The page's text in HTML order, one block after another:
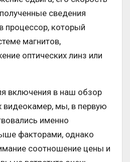
сведения
процессор, который
магнитов,
оптических линз или
включения в наш обзор
мы, в первую
именно
факторами, однако
соотношение цены и